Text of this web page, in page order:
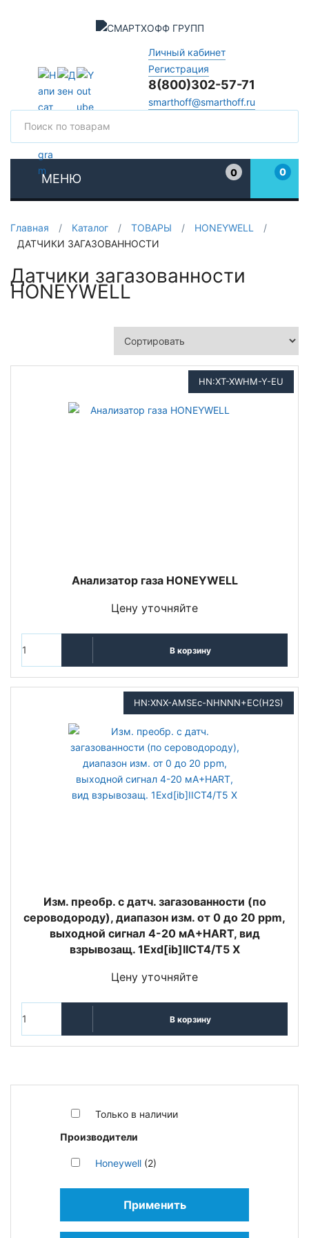
Личный кабинет
Регистрация
8(800)302-57-71
smarthoff@smarthoff.ru
МЕНЮ
0
0
Главная / Каталог / ТОВАРЫ / HONEYWELL
/
ДАТЧИКИ ЗАГАЗОВАННОСТИ
Только в наличии
Производители
Honeywell (2)
Применить
Датчики загазованности
HONEYWELL
HN:XT-XWHM-Y-EU
Анализатор газа HONEYWELL
Цену уточняйте
В корзину
HN:XNX-AMSEc-NHNNN+EC(H2S)
Изм. преобр. с датч. загазованности (по
сероводороду), диапазон изм. от 0 до 20 ppm,
выходной сигнал 4-20 мА+HART, вид
взрывозащ. 1Exd[ib]IICT4/T5 X
Цену уточняйте
В корзину